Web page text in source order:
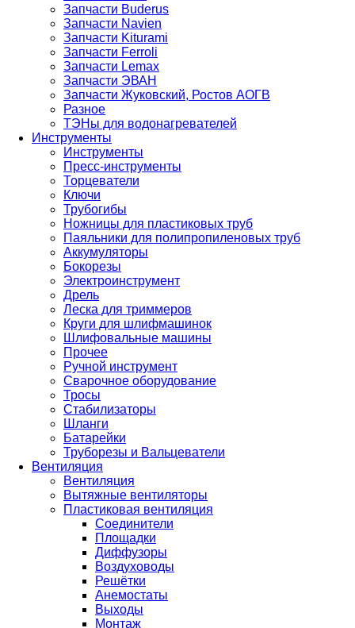
Запчасти Buderus
Запчасти Navien
Запчасти Kiturami
Запчасти Ferroli
Запчасти Lemax
Запчасти ЭВАН
Запчасти Жуковский, Ростов АОГВ
Разное
ТЭНы для водонагревателей
Инструменты
Инструменты
Пресс-инструменты
Торцеватели
Ключи
Трубогибы
Ножницы для пластиковых труб
Паяльники для полипропиленовых труб
Аккумуляторы
Бокорезы
Электроинструмент
Дрель
Леска для триммеров
Круги для шлифмашинок
Шлифовальные машины
Прочее
Ручной инструмент
Сварочное оборудование
Тросы
Стабилизаторы
Шланги
Батарейки
Труборезы и Вальцеватели
Вентиляция
Вентиляция
Вытяжные вентиляторы
Пластиковая вентиляция
Соединители
Площадки
Диффузоры
Воздуховоды
Решётки
Анемостаты
Выходы
Монтаж